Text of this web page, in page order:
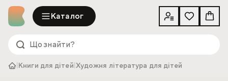
Каталог
Книги для дітей Художня література для дітей